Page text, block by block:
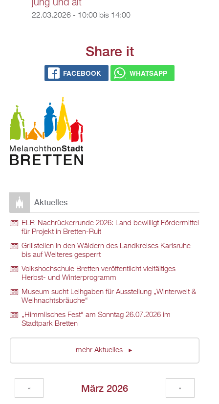
jung und alt
22.03.2026 - 10:00bis 14:00
Share it
FACEBOOK WHATSAPP
Aktuelles
ELR-Nachrückerrunde 2026: Land bewilligt Fördermittel
für Projekt in Bretten-Ruit
Grillstellen in den Wäldern des Landkreises Karlsruhe
bis auf Weiteres gesperrt
Volkshochschule Bretten veröffentlicht vielfältiges
Herbst- und Winterprogramm
Museum sucht Leihgaben für Ausstellung „Winterwelt &
Weihnachtsbräuche“
„Himmlisches Fest“ am Sonntag 26.07.2026 im
Stadtpark Bretten
mehr Aktuelles
März 2026
« »